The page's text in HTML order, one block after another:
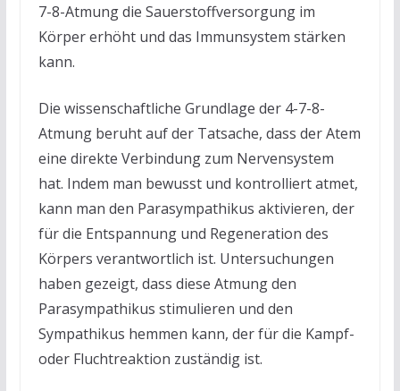
7-8-Atmung die Sauerstoffversorgung im
Körper erhöht und das Immunsystem stärken
kann.
Die wissenschaftliche Grundlage der 4-7-8-
Atmung beruht auf der Tatsache, dass der Atem
eine direkte Verbindung zum Nervensystem
hat. Indem man bewusst und kontrolliert atmet,
kann man den Parasympathikus aktivieren, der
für die Entspannung und Regeneration des
Körpers verantwortlich ist. Untersuchungen
haben gezeigt, dass diese Atmung den
Parasympathikus stimulieren und den
Sympathikus hemmen kann, der für die Kampf-
oder Fluchtreaktion zuständig ist.